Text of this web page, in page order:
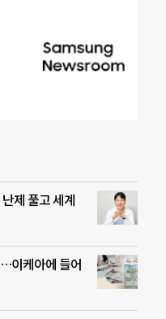
제 풀고 세계
이케아에 들어